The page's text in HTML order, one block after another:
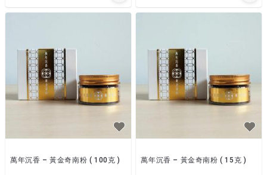
萬年沉香 – 黃金奇南粉 ( 100克 ) 萬年沉香 – 黃金奇南粉 ( 15克 )